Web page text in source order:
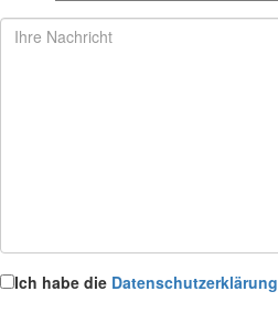
Ich habe die Datenschutzerklärung